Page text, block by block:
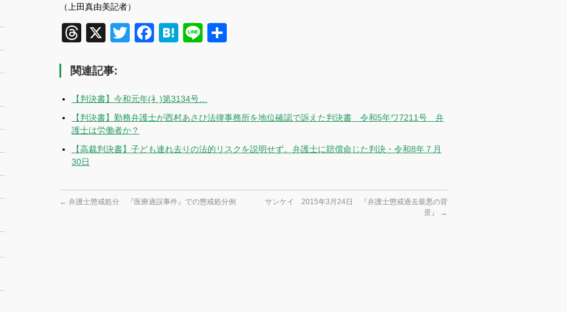
（上田真由美記者）
Threads
X Twitter
Facebook
Hatena
Line
関連記事:
【判決書】今和元年(礻)第3134号…
【判決書】勤務弁護士が西村あさひ法律事務所を地位確認で訴えた判決書 令和5年ワ7211号 弁
護士は労働者か？
【高裁判決書】子ども連れ去りの法的リスクを説明せず。弁護士に賠償命じた判決・令和8年７月
30日
← 弁護士懲戒処分 『医療過誤事件』での懲戒処分例
サンケイ 2015年3月24日 『弁護士懲戒過去最悪の背
景』
→